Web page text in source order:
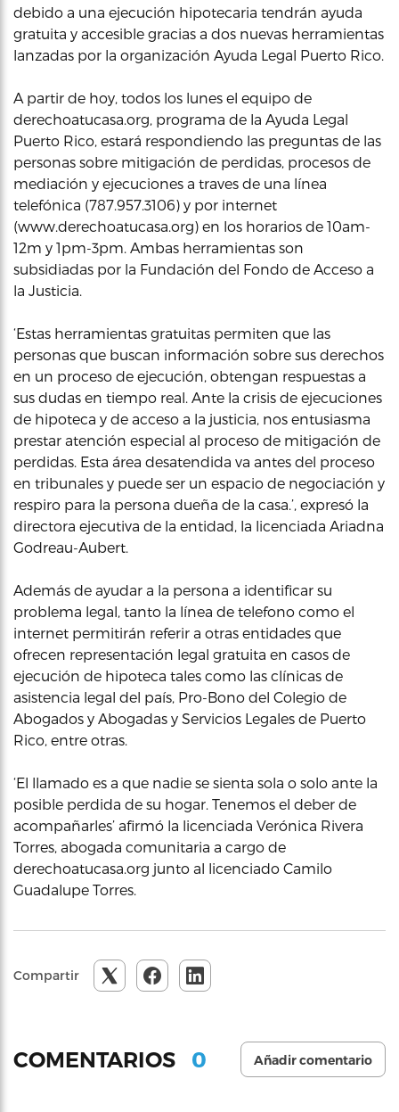
debido a una ejecución hipotecaria tendrán ayuda
gratuita y accesible gracias a dos nuevas herramientas
lanzadas por la organización Ayuda Legal Puerto Rico.
A partir de hoy, todos los lunes el equipo de
derechoatucasa.org, programa de la Ayuda Legal
Puerto Rico, estará respondiendo las preguntas de las
personas sobre mitigación de perdidas, procesos de
mediación y ejecuciones a traves de una línea
telefónica (787.957.3106) y por internet
(www.derechoatucasa.org) en los horarios de 10am-
12m y 1pm-3pm. Ambas herramientas son
subsidiadas por la Fundación del Fondo de Acceso a
la Justicia.
‘Estas herramientas gratuitas permiten que las
personas que buscan información sobre sus derechos
en un proceso de ejecución, obtengan respuestas a
sus dudas en tiempo real. Ante la crisis de ejecuciones
de hipoteca y de acceso a la justicia, nos entusiasma
prestar atención especial al proceso de mitigación de
perdidas. Esta área desatendida va antes del proceso
en tribunales y puede ser un espacio de negociación y
respiro para la persona dueña de la casa.’, expresó la
directora ejecutiva de la entidad, la licenciada Ariadna
Godreau-Aubert.
Además de ayudar a la persona a identificar su
problema legal, tanto la línea de telefono como el
internet permitirán referir a otras entidades que
ofrecen representación legal gratuita en casos de
ejecución de hipoteca tales como las clínicas de
asistencia legal del país, Pro-Bono del Colegio de
Abogados y Abogadas y Servicios Legales de Puerto
Rico, entre otras.
‘El llamado es a que nadie se sienta sola o solo ante la
posible perdida de su hogar. Tenemos el deber de
acompañarles’ afirmó la licenciada Verónica Rivera
Torres, abogada comunitaria a cargo de
derechoatucasa.org junto al licenciado Camilo
Guadalupe Torres.
Compartir
COMENTARIOS 0 Añadir comentario